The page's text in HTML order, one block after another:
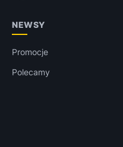
NEWSY
Promocje
Polecamy